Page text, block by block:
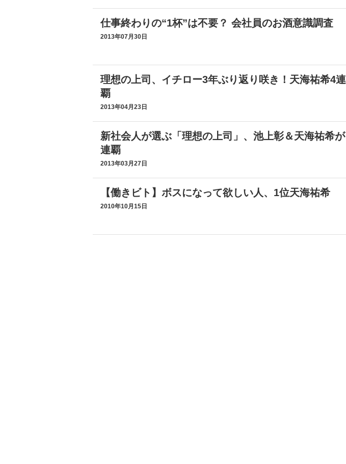
仕事終わりの“1杯”は不要？ 会社員のお酒意識調査
2013年07月30日
理想の上司、イチロー3年ぶり返り咲き！天海祐希4連
覇
2013年04月23日
新社会人が選ぶ「理想の上司」、池上彰＆天海祐希が
連覇
2013年03月27日
【働きビト】ボスになって欲しい人、1位天海祐希
2010年10月15日